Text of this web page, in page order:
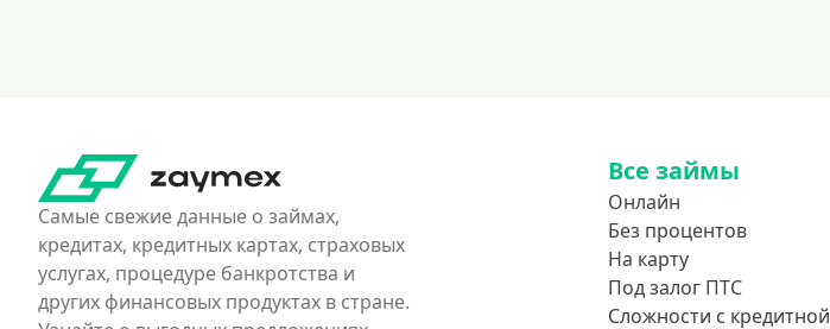
Самые свежие данные о займах,
кредитах, кредитных картах, страховых
услугах, процедуре банкротства и
других финансовых продуктах в стране.
Все займы
Онлайн
Без процентов
На карту
Под залог ПТС
Сложности с кредитной